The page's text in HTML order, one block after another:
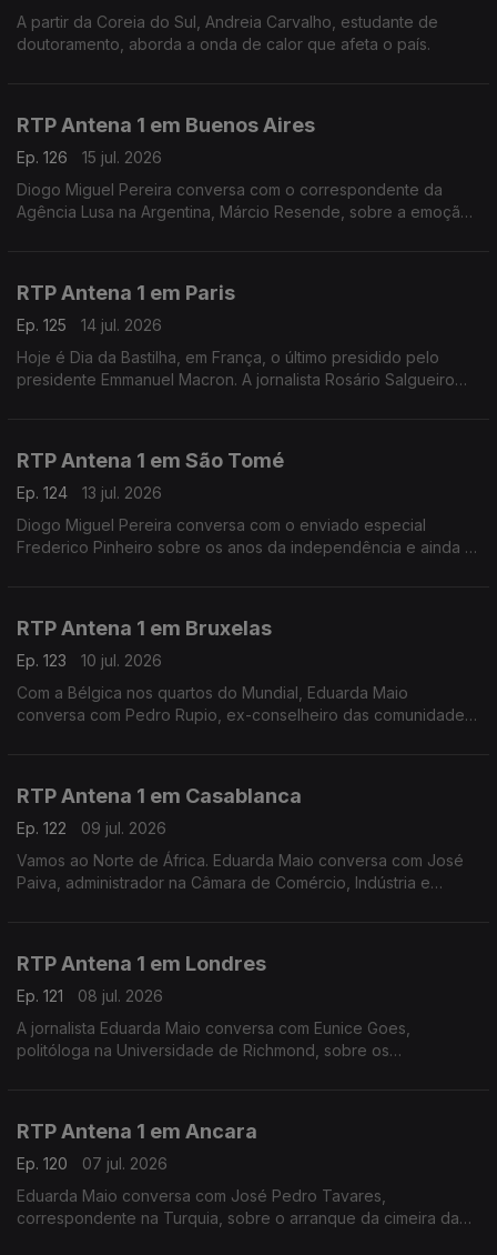
A partir da Coreia do Sul, Andreia Carvalho, estudante de
doutoramento, aborda a onda de calor que afeta o país.
RTP Antena 1 em Buenos Aires
Ep. 126
15 jul. 2026
Diogo Miguel Pereira conversa com o correspondente da
Agência Lusa na Argentina, Márcio Resende, sobre a emoção
RTP Antena 1 em Paris
Ep. 125
14 jul. 2026
Hoje é Dia da Bastilha, em França, o último presidido pelo
presidente Emmanuel Macron. A jornalista Rosário Salgueiro
RTP Antena 1 em São Tomé
Ep. 124
13 jul. 2026
Diogo Miguel Pereira conversa com o enviado especial
Frederico Pinheiro sobre os anos da independência e ainda o
RTP Antena 1 em Bruxelas
Ep. 123
10 jul. 2026
Com a Bélgica nos quartos do Mundial, Eduarda Maio
conversa com Pedro Rupio, ex-conselheiro das comunidades
RTP Antena 1 em Casablanca
Ep. 122
09 jul. 2026
Vamos ao Norte de África. Eduarda Maio conversa com José
Paiva, administrador na Câmara de Comércio, Indústria e
RTP Antena 1 em Londres
Ep. 121
08 jul. 2026
A jornalista Eduarda Maio conversa com Eunice Goes,
politóloga na Universidade de Richmond, sobre os
RTP Antena 1 em Ancara
Ep. 120
07 jul. 2026
Eduarda Maio conversa com José Pedro Tavares,
correspondente na Turquia, sobre o arranque da cimeira da